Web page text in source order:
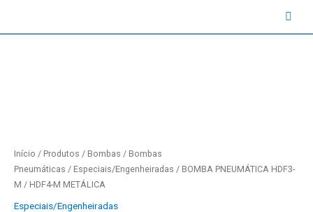
o
Início / Produtos / Bombas / Bombas
Pneumáticas / Especiais/Engenheiradas / BOMBA PNEUMÁTICA HDF3-
M / HDF4-M METÁLICA
Especiais/Engenheiradas